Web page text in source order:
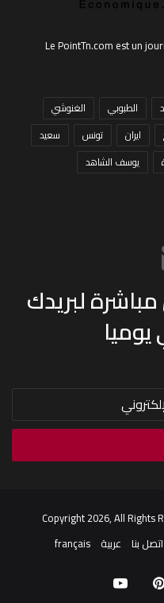
Le PointTn.com est un
الطبوبي
الغنوشي
ايران تونس
سعيد
يوسف الشاهد
لبريدك
يوميا
اتصل بنا عربية français
بينتيريستيوتيوب